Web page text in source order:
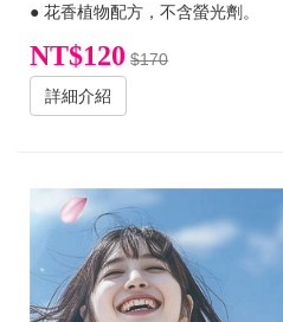
● 花香植物配方，不含螢光劑。
NT$120 $170
詳細介紹